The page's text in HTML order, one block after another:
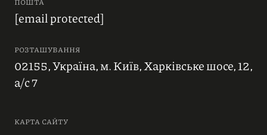
[email protected]
РОЗТАШУВАННЯ
02155, Україна, м. Київ, Харківське шосе, 12,
а/с 7
КАРТА САЙТУ